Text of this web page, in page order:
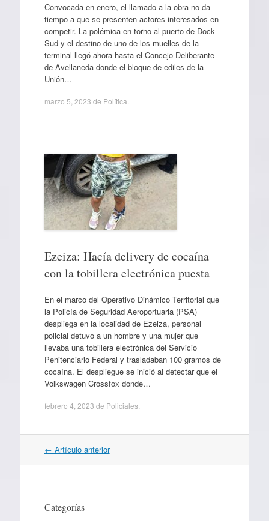
Convocada en enero, el llamado a la obra no da
tiempo a que se presenten actores interesados en
competir. La polémica en torno al puerto de Dock
Sud y el destino de uno de los muelles de la
terminal llegó ahora hasta el Concejo Deliberante
de Avellaneda donde el bloque de ediles de la
Unión…
marzo 5, 2023 de Política
Ezeiza: Hacía delivery de cocaína
con la tobillera electrónica puesta
En el marco del Operativo Dinámico Territorial que
la Policía de Seguridad Aeroportuaria (PSA)
despliega en la localidad de Ezeiza, personal
policial detuvo a un hombre y una mujer que
llevaba una tobillera electrónica del Servicio
Penitenciario Federal y trasladaban 100 gramos de
cocaína. El despliegue se inició al detectar que el
Volkswagen Crossfox donde…
febrero 4, 2023 de Policiales.
Navegación
← Artículo anterior
Categorías